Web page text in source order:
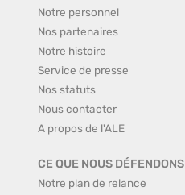
Notre personnel
Nos partenaires
Notre histoire
Service de presse
Nos statuts
Nous contacter
A propos de l'ALE
CE QUE NOUS DÉFENDONS
Notre plan de relance